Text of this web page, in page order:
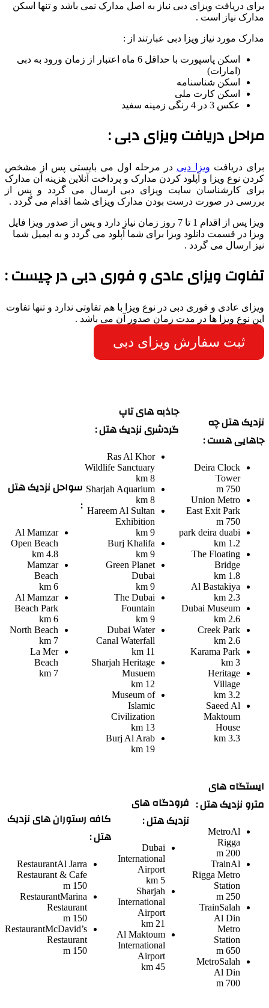
برای دریافت ویزای دبی نیاز به اصل مدارک نمی باشد و تنها اسکن
مدارک نیاز است .
مدارک مورد نیاز ویزا دبی عبارتند از :
اسکن پاسپورت با حداقل 6 ماه اعتبار از زمان ورود به دبی
(امارات)
اسکن شناسنامه
اسکن کارت ملی
عکس 3 در 4 رنگی زمینه سفید
مراحل دریافت ویزای دبی :
برای دریافت ویزا دبی در مرحله اول می بایستی پس از مشخص
کردن نوع ویزا و آپلود کردن مدارک و پرداخت آنلاین هزینه آن مدارک
برای کارشناسان سایت ویزای دبی ارسال می گردد و پس از
بررسی در صورت درست بودن مدارک ویزای شما اقدام می گردد .
ویزا پس از اقدام 1 تا 7 روز زمان نیاز دارد و پس از صدور ویزا فایل
ویزا در قسمت دانلود ویزا برای شما آپلود می گردد و به ایمیل شما
نیز ارسال می گردد .
تفاوت ویزای عادی و فوری دبی در چیست :
ویزای عادی و فوری دبی در نوع ویزا با هم تفاوتی ندارد و تنها تفاوت
این نوع ویزا ها در مدت زمان صدور آن می باشد .
ثبت سفارش ویزای دبی
نزدیک هتل چه
جاهایی هست :
Deira Clock
Tower
750 m
Union Metro
East Exit Park
750 m
park deira duabi
1.2 km
The Floating
Bridge
1.8 km
Al Bastakiya
2.3 km
Dubai Museum
2.6 km
Creek Park
2.6 km
Karama Park
3 km
Heritage
Village
3.2 km
Saeed Al
Maktoum
House
3.3 km
جاذبه های تاپ
گردشری نزدیک هتل :
Ras Al Khor
Wildlife Sanctuary
8 km
Sharjah Aquarium
8 km
Hareem Al Sultan
Exhibition
9 km
Burj Khalifa
9 km
Green Planet
Dubai
9 km
The Dubai
Fountain
9 km
Dubai Water
Canal Waterfall
11 km
Sharjah Heritage
Musuem
12 km
Museum of
Islamic
Civilization
13 km
Burj Al Arab
19 km
سواحل نزدیک هتل
:
Al Mamzar
Open Beach
4.8 km
Mamzar
Beach
6 km
Al Mamzar
Beach Park
6 km
North Beach
7 km
La Mer
Beach
7 km
ایستگاه های
مترو نزدیک هتل :
MetroAl
Rigga
200 m
TrainAl
Rigga Metro
Station
250 m
TrainSalah
Al Din
Metro
Station
650 m
MetroSalah
Al Din
700 m
فرودگاه های
نزدیک هتل :
Dubai
International
Airport
5 km
Sharjah
International
Airport
21 km
Al Maktoum
International
Airport
45 km
کافه رستوران های نزدیک
هتل :
RestaurantAl Jarra
Restaurant & Cafe
150 m
RestaurantMarina
Restaurant
150 m
RestaurantMcDavid’s
Restaurant
150 m